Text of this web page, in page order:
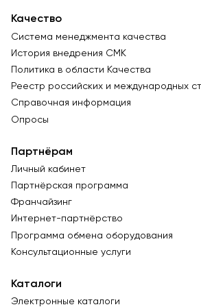
Качество
Система менеджмента качества
История внедрения СМК
Политика в области Качества
Реестр российских и международных
Справочная информация
Опросы
Партнёрам
Личный кабинет
Партнёрская программа
Франчайзинг
Интернет-партнёрство
Программа обмена оборудования
Консультационные услуги
Каталоги
Электронные каталоги